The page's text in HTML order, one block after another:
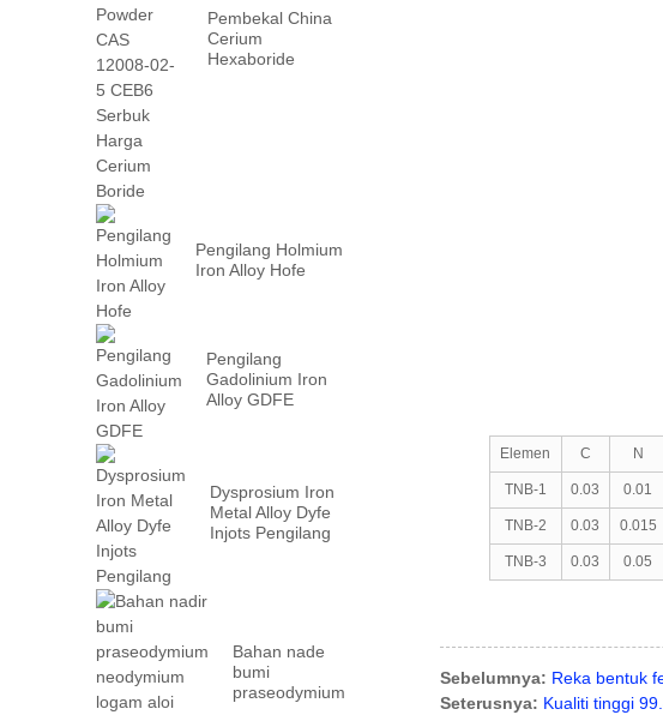
Pembekal China
Cerium
Hexaboride
Pengilang Holmium
Iron Alloy Hofe
Pengilang
Gadolinium Iron
Alloy GDFE
Dysprosium Iron
Metal Alloy Dyfe
Injots Pengilang
Bahan nade
bumi
praseodymium
Elemen C N
TNB-1 0.03 0.01
TNB-2 0.03 0.015
TNB-3 0.03 0.05
Sebelumnya: Reka bentuk
Seterusnya: Kualiti tinggi